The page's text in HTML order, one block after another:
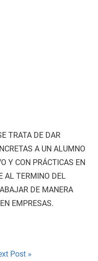
TRATA DE DAR
A UN ALUMNO
Y CON PRÁCTICAS EN
AL TERMINO DEL
DE MANERA
EMPRESAS.
Post